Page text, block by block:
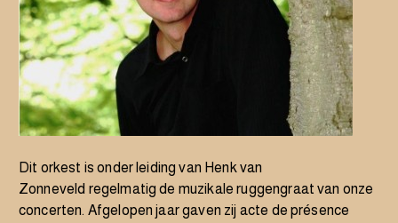
Dit orkest is onder leiding van Henk van
Zonneveld regelmatig de muzikale ruggengraat van onze
concerten. Afgelopen jaar gaven zij acte de présence